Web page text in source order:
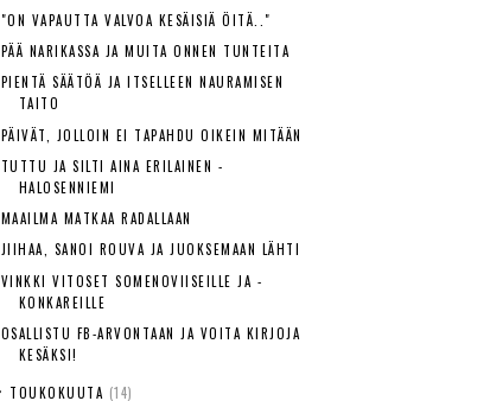
"ON VAPAUTTA VALVOA KESÄISIÄ ÖITÄ.."
PÄÄ NARIKASSA JA MUITA ONNEN TUNTEITA
PIENTÄ SÄÄTÖÄ JA ITSELLEEN NAURAMISEN
TAITO
PÄIVÄT, JOLLOIN EI TAPAHDU OIKEIN MITÄÄN
TUTTU JA SILTI AINA ERILAINEN -
HALOSENNIEMI
MAAILMA MATKAA RADALLAAN
JIIHAA, SANOI ROUVA JA JUOKSEMAAN LÄHTI
VINKKI VITOSET SOMENOVIISEILLE JA -
KONKAREILLE
OSALLISTU FB-ARVONTAAN JA VOITA KIRJOJA
KESÄKSI!
TOUKOKUUTA (14)